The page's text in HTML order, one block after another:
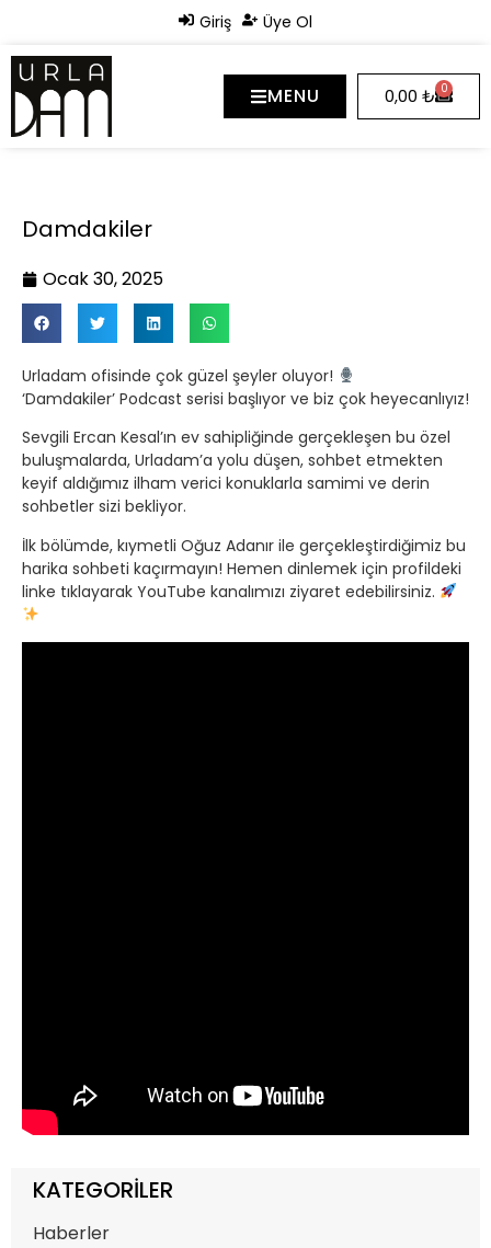
Giriş Üye Ol
MENU 0,00 ₺ 0
Damdakiler
Ocak 30, 2025
Urladam ofisinde çok güzel şeyler oluyor!
‘Damdakiler’ Podcast serisi başlıyor ve biz çok heyecanlıyız!
Sevgili Ercan Kesal’ın ev sahipliğinde gerçekleşen bu özel
buluşmalarda, Urladam’a yolu düşen, sohbet etmekten
keyif aldığımız ilham verici konuklarla samimi ve derin
sohbetler sizi bekliyor.
İlk bölümde, kıymetli Oğuz Adanır ile gerçekleştirdiğimiz bu
harika sohbeti kaçırmayın! Hemen dinlemek için profildeki
linke tıklayarak YouTube kanalımızı ziyaret edebilirsiniz.
KATEGORILER
Haberler